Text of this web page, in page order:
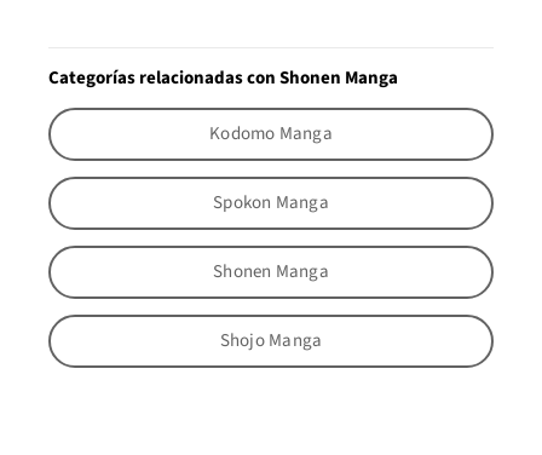
Categorías relacionadas con Shonen Manga
Kodomo Manga
Spokon Manga
Shonen Manga
Shojo Manga